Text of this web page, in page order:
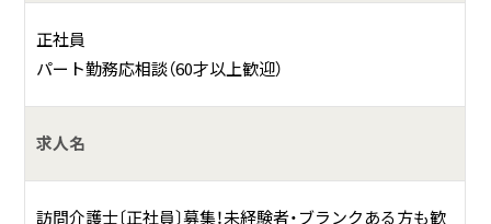
人で自宅で過ごすことが難しくなってきたら、通所と泊りを
組み合わせたホスピスケアを行う「看護小規模多機能型施
設」を、そして、終の棲家として「ホームホスピスフローラフ
住み慣れた地域でその人らしい人生を全うすることのお手
正社員
パート勤務応相談（60才以上歓迎）
求人名
訪問介護士〔正社員〕募集！未経験者・ブランクある方も歓